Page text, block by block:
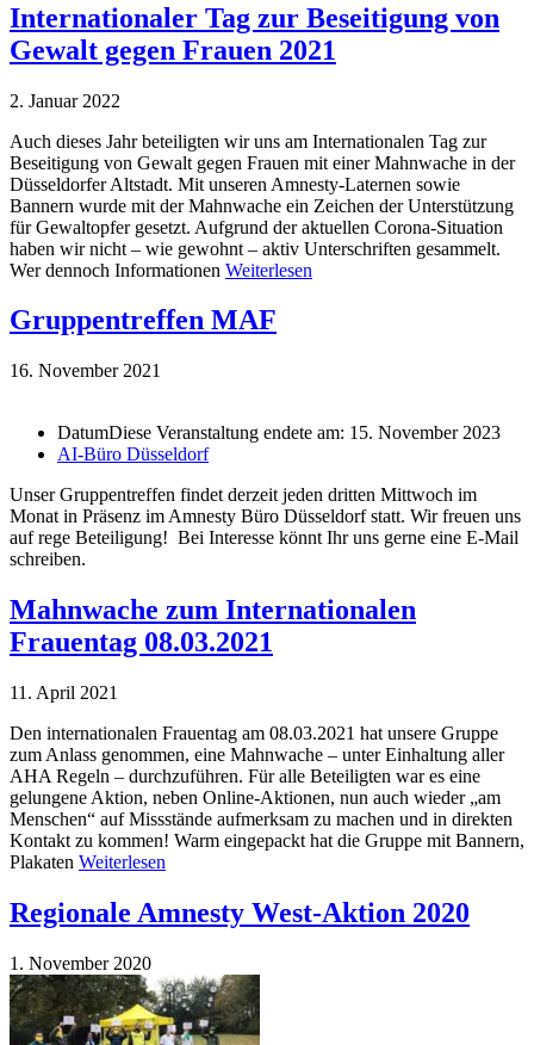
Internationaler Tag zur Beseitigung von
Gewalt gegen Frauen 2021
2. Januar 2022
Auch dieses Jahr beteiligten wir uns am Internationalen Tag zur
Beseitigung von Gewalt gegen Frauen mit einer Mahnwache in der
Düsseldorfer Altstadt. Mit unseren Amnesty-Laternen sowie
Bannern wurde mit der Mahnwache ein Zeichen der Unterstützung
für Gewaltopfer gesetzt. Aufgrund der aktuellen Corona-Situation
haben wir nicht – wie gewohnt – aktiv Unterschriften gesammelt.
Wer dennoch Informationen Weiterlesen
Gruppentreffen MAF
16. November 2021
DatumDiese Veranstaltung endete am: 15. November 2023
AI-Büro Düsseldorf
Unser Gruppentreffen findet derzeit jeden dritten Mittwoch im
Monat in Präsenz im Amnesty Büro Düsseldorf statt. Wir freuen uns
auf rege Beteiligung! Bei Interesse könnt Ihr uns gerne eine E-Mail
schreiben.
Mahnwache zum Internationalen
Frauentag 08.03.2021
11. April 2021
Den internationalen Frauentag am 08.03.2021 hat unsere Gruppe
zum Anlass genommen, eine Mahnwache – unter Einhaltung aller
AHA Regeln – durchzuführen. Für alle Beteiligten war es eine
gelungene Aktion, neben Online-Aktionen, nun auch wieder „am
Menschen“ auf Missstände aufmerksam zu machen und in direkten
Kontakt zu kommen! Warm eingepackt hat die Gruppe mit Bannern,
Plakaten Weiterlesen
Regionale Amnesty West-Aktion 2020
1. November 2020